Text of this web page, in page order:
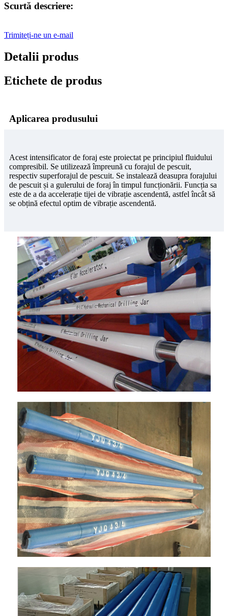
Scurtă descriere:
Trimiteți-ne un e-mail
Detalii produs
Etichete de produs
Aplicarea produsului
Acest intensificator de foraj este proiectat pe principiul fluidului
compresibil. Se utilizează împreună cu forajul de pescuit,
respectiv superforajul de pescuit. Se instalează deasupra forajului
de pescuit și a gulerului de foraj în timpul funcționării. Funcția sa
este de a da accelerație tijei de vibrație ascendentă, astfel încât să
se obțină efectul optim de vibrație ascendentă.